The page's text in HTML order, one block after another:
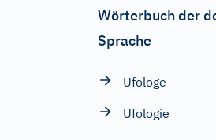
Wörterbuch der
Sprache
Ufologe
Ufologie